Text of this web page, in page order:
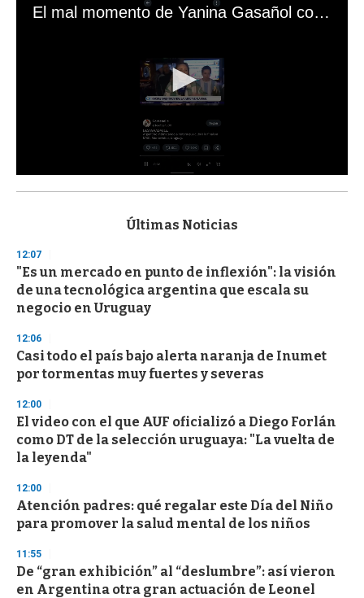
El mal momento de Yanina Gasañol con un hincha argentino en "Subrayado"
s
d
s
o
f
3
s
e
c
o
d
s
Últimas Noticias
12:07
"Es un mercado en punto de inflexión": la visión
de una tecnológica argentina que escala su
negocio en Uruguay
12:06
Casi todo el país bajo alerta naranja de Inumet
por tormentas muy fuertes y severas
12:00
El video con el que AUF oficializó a Diego Forlán
como DT de la selección uruguaya: "La vuelta de
la leyenda"
12:00
Atención padres: qué regalar este Día del Niño
para promover la salud mental de los niños
11:55
De “gran exhibición” al “deslumbre”: así vieron
en Argentina otra gran actuación de Leonel